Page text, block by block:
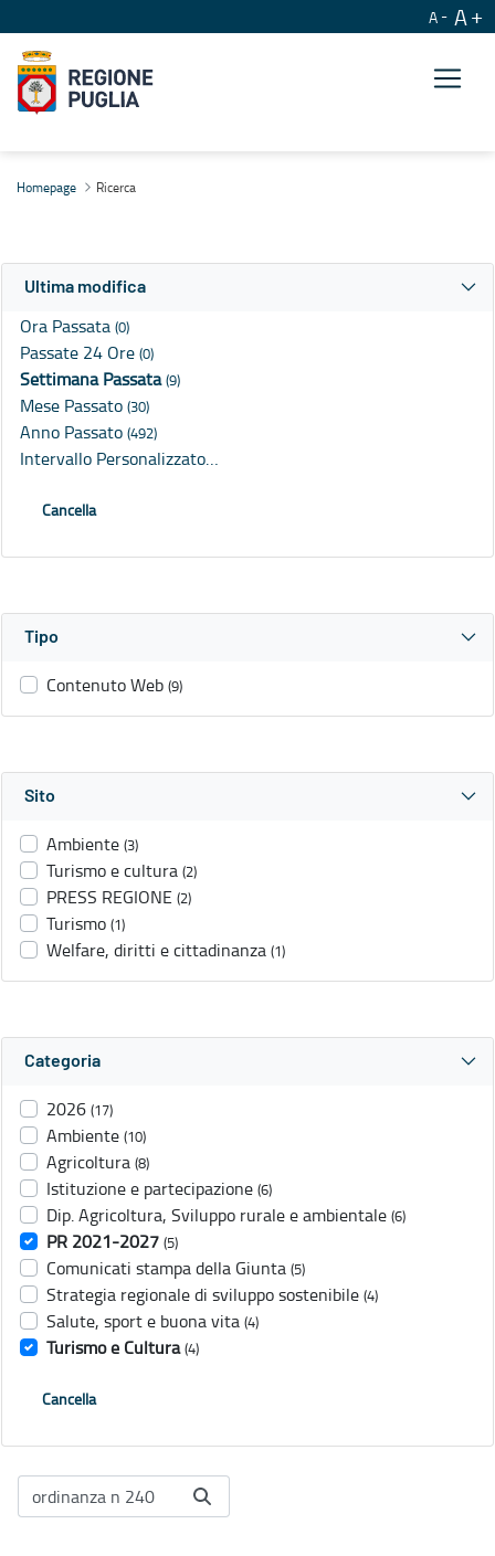
A A
Homepage Ricerca
Ultima modifica
Ora Passata (0)
Passate 24 Ore (0)
Settimana Passata(9)
Mese Passato (30)
Anno Passato (492)
Intervallo Personalizzato…
Cancella
Tipo
Contenuto Web (9)
Sito
Ambiente (3)
Turismo e cultura (2)
PRESS REGIONE (2)
Turismo (1)
Welfare, diritti e cittadinanza (1)
Categoria
2026 (17)
Ambiente (10)
Agricoltura (8)
Istituzione e partecipazione (6)
Dip. Agricoltura, Sviluppo rurale e ambientale (6)
PR 2021-2027 (5)
Comunicati stampa della Giunta (5)
Strategia regionale di sviluppo sostenibile (4)
Salute, sport e buona vita (4)
Turismo e Cultura (4)
Cancella